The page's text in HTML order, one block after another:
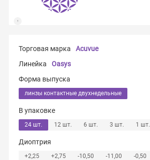
Торговая марка
Acuvue
Линейка
Oasys
Форма выпуска
линзы контактные двухнедельные
В упаковке
24 шт. 12 шт. 6 шт. 3 шт. 1 шт.
Диоптрия
+2,25 +2,75 -10,50 -11,00 -0,50